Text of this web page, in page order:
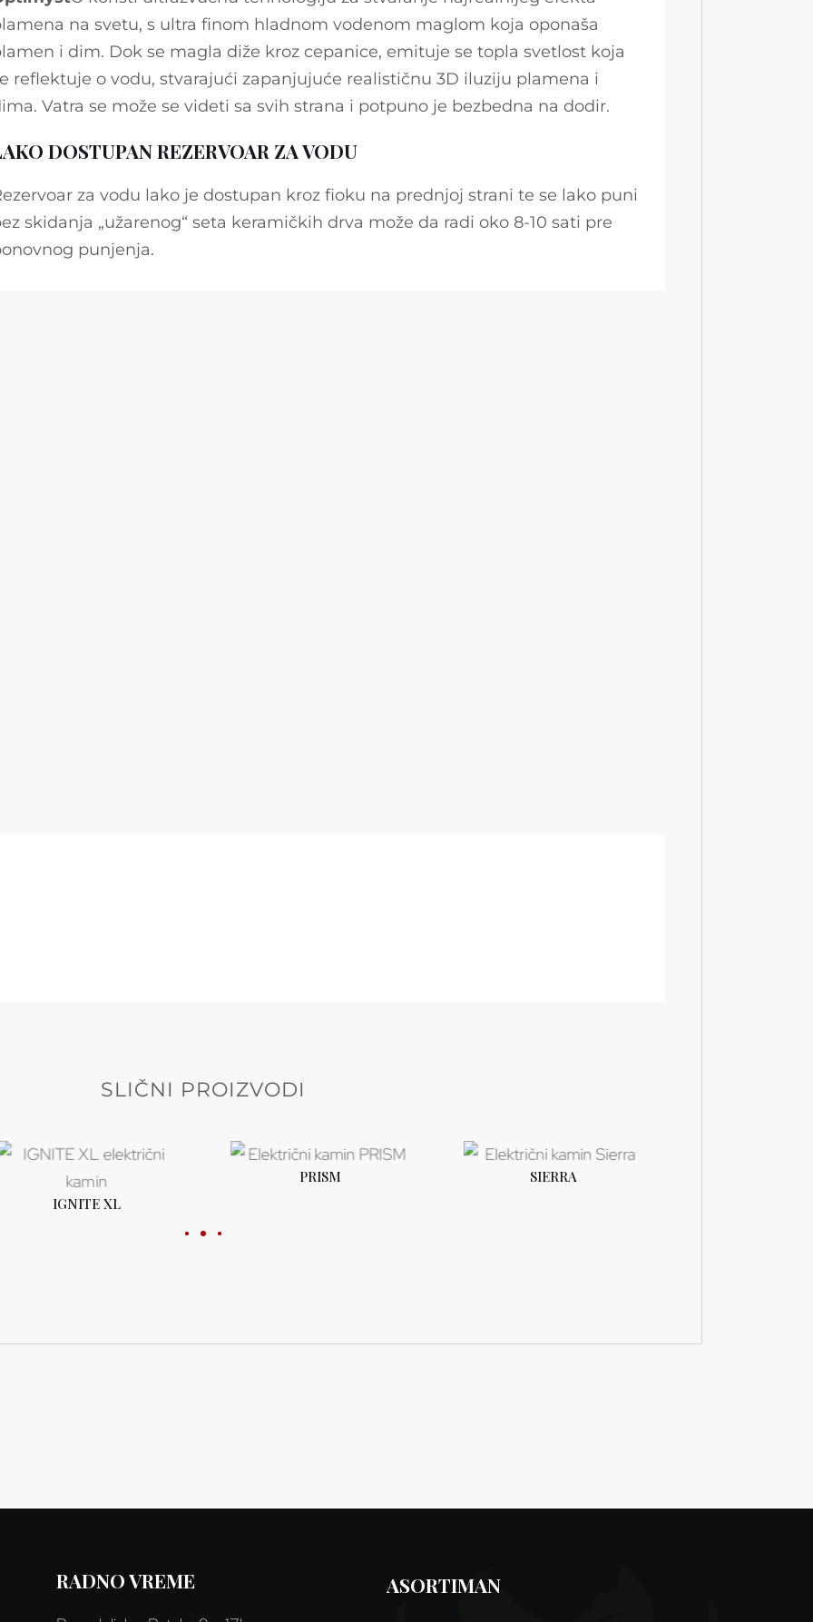
na svetu, s ultra finom hladnom vodenom maglom koja oponaša
i dim. Dok se magla diže kroz cepanice, emituje se topla svetlost koja
reflektuje o vodu, stvarajući zapanjujuće realističnu 3D iluziju plamena i
Vatra se može se videti sa svih strana i potpuno je bezbedna na dodir.
DOSTUPAN REZERVOAR ZA VODU
za vodu lako je dostupan kroz fioku na prednjoj strani te se lako puni
skidanja „užarenog“ seta keramičkih drva može da radi oko 8-10 sati pre
punjenja.
SLIČNI PROIZVODI
IGNITE XL
PRISM
PROČITAJTESIERRA
RADNO VREME ASORTIMAN